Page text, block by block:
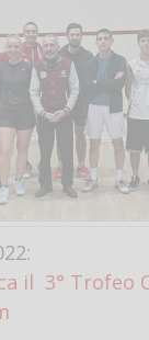
il 3° Trofeo